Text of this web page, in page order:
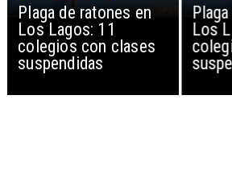
Plaga de ratones en
Los Lagos: 11
colegios con clases
suspendidas
Los